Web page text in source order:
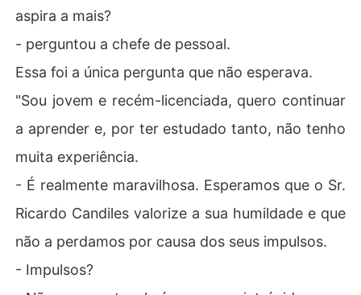
aspira a mais?
- perguntou a chefe de pessoal.
Essa foi a única pergunta que não esperava.
"Sou jovem e recém-licenciada, quero continuar
a aprender e, por ter estudado tanto, não tenho
muita experiência.
- É realmente maravilhosa. Esperamos que o Sr.
Ricardo Candiles valorize a sua humildade e que
não a perdamos por causa dos seus impulsos.
- Impulsos?